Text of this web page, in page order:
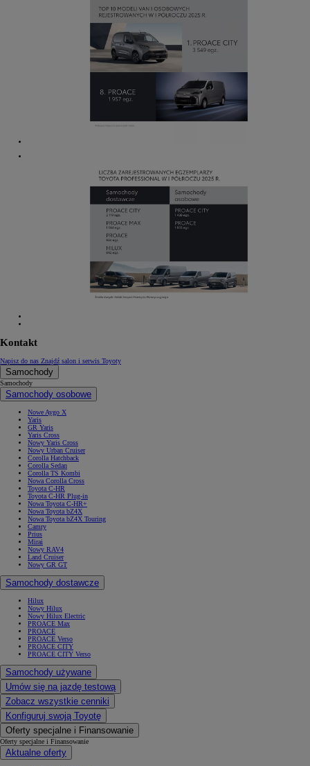
Kontakt
Napisz do nas Znajdź salon i serwis Toyoty
Samochody
Samochody
Samochody osobowe
Nowe Aygo X
Yaris
GR Yaris
Yaris Cross
Nowy Yaris Cross
Nowy Urban Cruiser
Corolla Hatchback
Corolla Sedan
Corolla TS Kombi
Nowa Corolla Cross
Toyota C-HR
Toyota C-HR Plug-in
Nowa Toyota C-HR+
Nowa Toyota bZ4X
Nowa Toyota bZ4X Touring
Camry
Prius
Mirai
Nowy RAV4
Land Cruiser
Nowy GR GT
Samochody dostawcze
Hilux
Nowy Hilux
Nowy Hilux Electric
PROACE Max
PROACE
PROACE Verso
PROACE CITY
PROACE CITY Verso
Samochody używane
Umów się na jazdę testową
Zobacz wszystkie cenniki
Konfiguruj swoją Toyotę
Oferty specjalne i Finansowanie
Oferty specjalne i Finansowanie
Aktualne oferty